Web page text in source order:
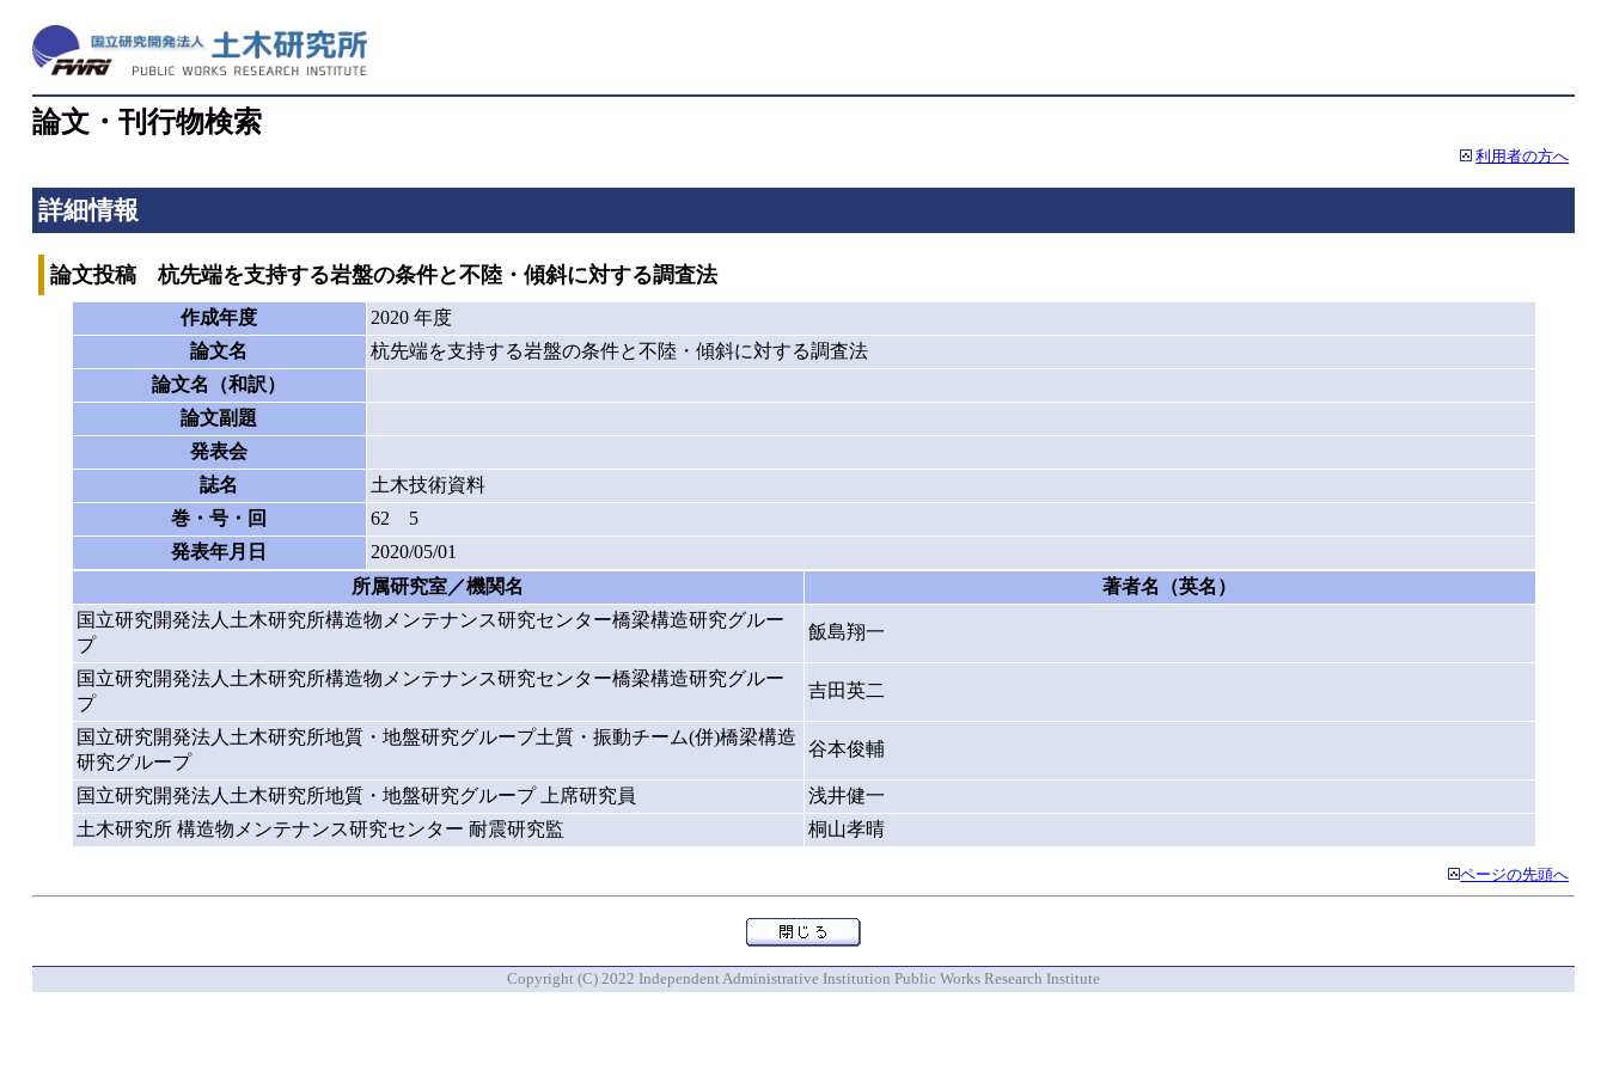
論文・刊行物検索
利用者の方へ
詳細情報
論文投稿 杭先端を支持する岩盤の条件と不陸・傾斜に対する調査法
作成年度
2020 年度
論文名
杭先端を支持する岩盤の条件と不陸・傾斜に対する調査法
論文名（和訳）
論文副題
発表会
誌名
土木技術資料
巻・号・回
62 5
発表年月日
2020/05/01
所属研究室／機関名
著者名（英名）
国立研究開発法人土木研究所構造物メンテナンス研究センター橋梁構造研究グルー
プ
飯島翔一
国立研究開発法人土木研究所構造物メンテナンス研究センター橋梁構造研究グルー
プ
吉田英二
国立研究開発法人土木研究所地質・地盤研究グループ土質・振動チーム(併)橋梁構造
研究グループ
谷本俊輔
国立研究開発法人土木研究所地質・地盤研究グループ 上席研究員
浅井健一
土木研究所 構造物メンテナンス研究センター 耐震研究監
桐山孝晴
ページの先頭へ
Copyright (C) 2022 Independent Administrative Institution Public Works Research Institute